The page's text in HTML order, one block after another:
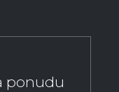
ponudu